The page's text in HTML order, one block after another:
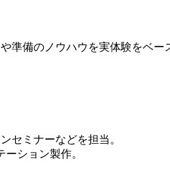
備のノウハウを実体験をベー
セミナーなどを担当。
ション製作。